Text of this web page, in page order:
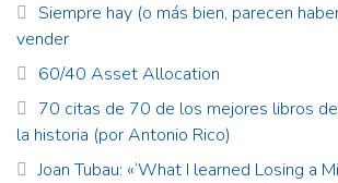
Siempre hay (o más bien, parecen
vender
60/40 Asset Allocation
70 citas de 70 de los mejores libros
la historia (por Antonio Rico)
Joan Tubau: «‘What I learned Losing a